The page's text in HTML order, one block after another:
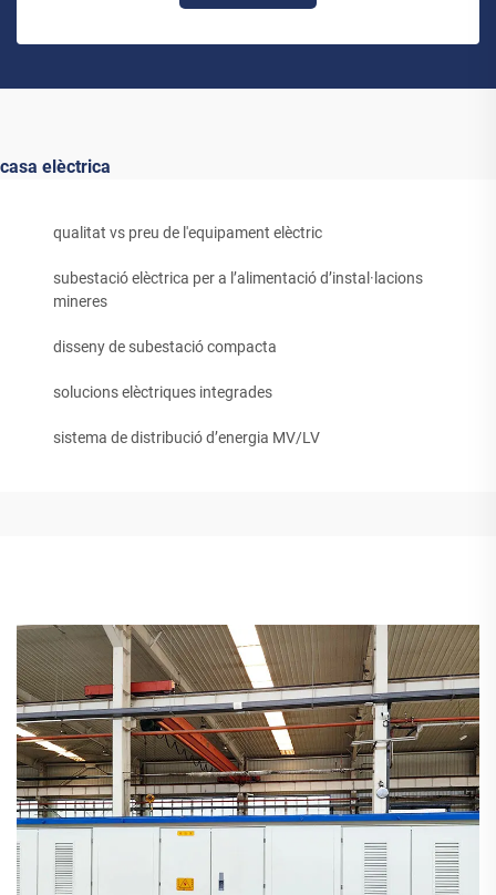
casa elèctrica
qualitat vs preu de l'equipament elèctric
subestació elèctrica per a l’alimentació d’instal·lacions
mineres
disseny de subestació compacta
solucions elèctriques integrades
sistema de distribució d’energia MV/LV